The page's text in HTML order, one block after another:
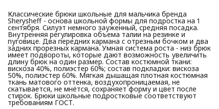
Классические брюки школьные для мальчика бренда
Sherysheff - основа школьной формы для подростка на 1
сентября. Силуэт немного зауженный, средняя посадка.
Внутренняя регулировка объема талии на резинке и
пуговице. Два передних кармана с отрезным бочком и два
задних прорезных кармана. Умная система роста - низ брюк
имеет подвороты, которые дают возможность увеличить
длину брюк на один размер. Состав костюмной ткани:
вискоза 40%, полиэстер 60%; состав подкладки: вискоза
50%, полиэстер 60%. Мягкая дышащая плотная костюмная
ткань матового оттенка, воздухопроницаемая, не
скатывается, не мнётся, сохраняет форму и цвет после
стирок. Брюки школьные подростковые соответствуют
требованиям ГОСТ.